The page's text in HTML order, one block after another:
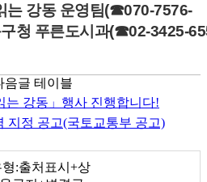
는 강동 운영팀(☎070-7576-
청 푸른도시과(☎02-3425-
음글 테이블
는 강동」행사 진행합니다!
지정 공고(국토교통부 공고)